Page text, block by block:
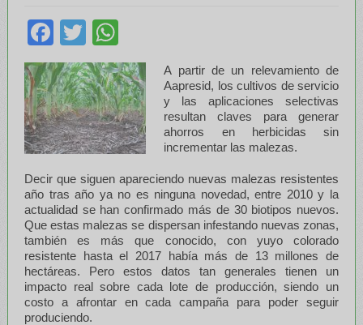
Facebook
Twitter
A partir de un relevamiento de
Aapresid, los cultivos de servicio
y las aplicaciones selectivas
resultan claves para generar
ahorros en herbicidas sin
incrementar las malezas.
Decir que siguen apareciendo nuevas malezas resistentes
año tras año ya no es ninguna novedad, entre 2010 y la
actualidad se han confirmado más de 30 biotipos nuevos.
Que estas malezas se dispersan infestando nuevas zonas,
también es más que conocido, con yuyo colorado
resistente hasta el 2017 había más de 13 millones de
hectáreas. Pero estos datos tan generales tienen un
impacto real sobre cada lote de producción, siendo un
costo a afrontar en cada campaña para poder seguir
produciendo.